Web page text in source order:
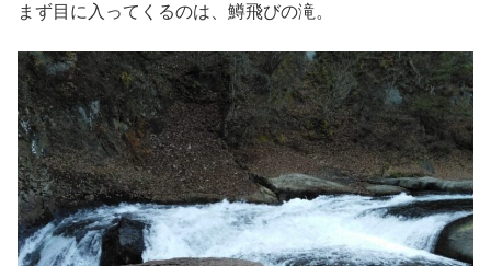
まず目に入ってくるのは、鱒飛びの滝。